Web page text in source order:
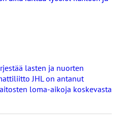
lasten ja nuorten
JHL on antanut
loma-aikoja koskevasta